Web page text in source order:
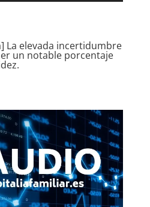
La elevada incertidumbre
un notable porcentaje